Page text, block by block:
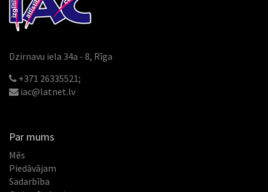
Dzirnavu iela 34a - 8, Rīga
+371 26335521;
iac@latnet.lv
Par mums
Mēs
Piedāvājam
Sadarbība